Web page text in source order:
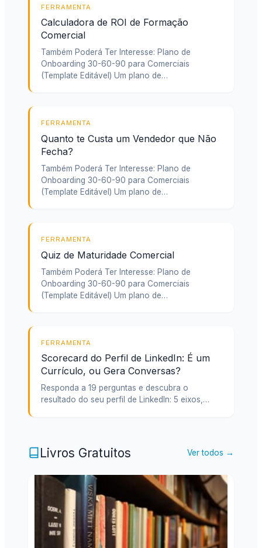
FERRAMENTA
Calculadora de ROI de Formação
Comercial
Também Poderá Ter Interesse: Plano de
Onboarding 30-60-90 para Comerciais
(Template Editável) Um plano de…
FERRAMENTA
Quanto te Custa um Vendedor que Não
Fecha?
Também Poderá Ter Interesse: Plano de
Onboarding 30-60-90 para Comerciais
(Template Editável) Um plano de…
FERRAMENTA
Quiz de Maturidade Comercial
Também Poderá Ter Interesse: Plano de
Onboarding 30-60-90 para Comerciais
(Template Editável) Um plano de…
FERRAMENTA
Scorecard do Perfil de LinkedIn: É um
Currículo, ou Gera Conversas?
Responda a 19 perguntas e descubra o
resultado do seu perfil de LinkedIn: 5 eixos,…
Livros Gratuitos Ver todos →